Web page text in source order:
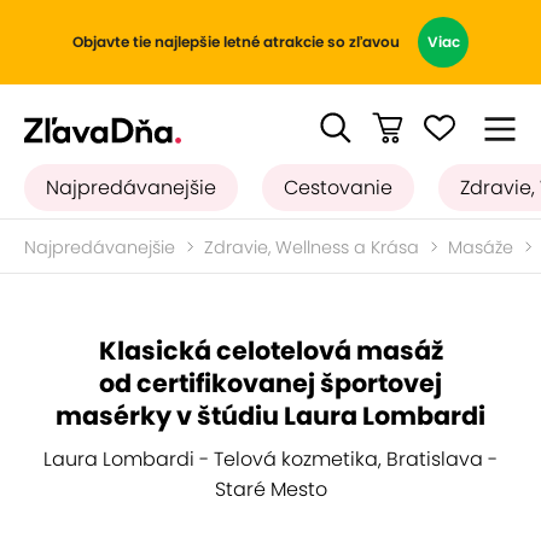
Objavte tie najlepšie letné atrakcie so zľavou Viac
Najpredávanejšie Cestovanie Zdravie,
Najpredávanejšie Zdravie, Wellness a Krása Masáže
Klasická celotelová masáž
od certifikovanej športovej
masérky v štúdiu Laura Lombardi
Laura Lombardi - Telová kozmetika, Bratislava -
Staré Mesto